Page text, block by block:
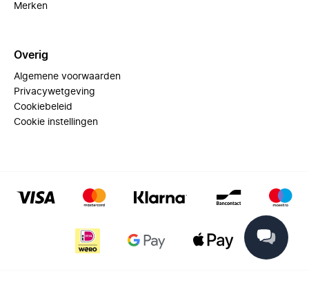
Merken
Overig
Algemene voorwaarden
Privacywetgeving
Cookiebeleid
Cookie instellingen